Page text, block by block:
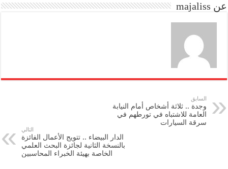
n
عن majaliss
السابق
وجدة .. ثلاثة أشخاص أمام النيابة
العامة للاشتباه في تورطهم في
سرقة السيارات
التالي
الدار البيضاء .. تتويج الأعمال الفائزة
بالنسخة الثانية لجائزة البحث العلمي
الخاصة بهيئة الخبراء المحاسبين